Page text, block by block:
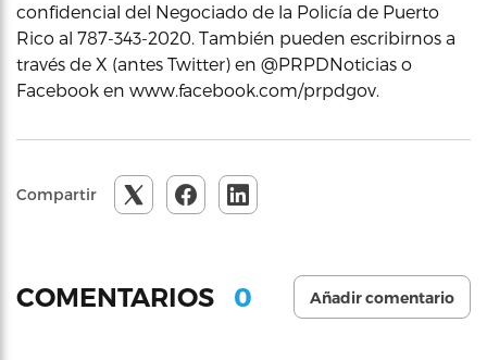
confidencial del Negociado de la Policía de Puerto
Rico al 787-343-2020. También pueden escribirnos a
través de X (antes Twitter) en @PRPDNoticias o
Facebook en www.facebook.com/prpdgov.
Compartir
COMENTARIOS 0 Añadir comentario